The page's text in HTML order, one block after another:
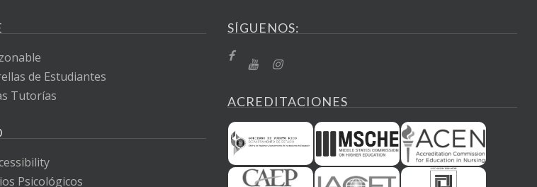
de Estudiantes
Tutorías
Psicológicos
SÍGUENOS:
ACREDITACIONES